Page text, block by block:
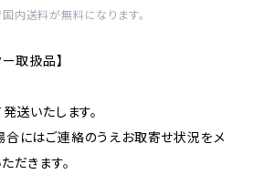
内送料が無料になります。
取扱品】
送いたします。
にはご連絡のうえお取寄せ状況をメ
だきます。